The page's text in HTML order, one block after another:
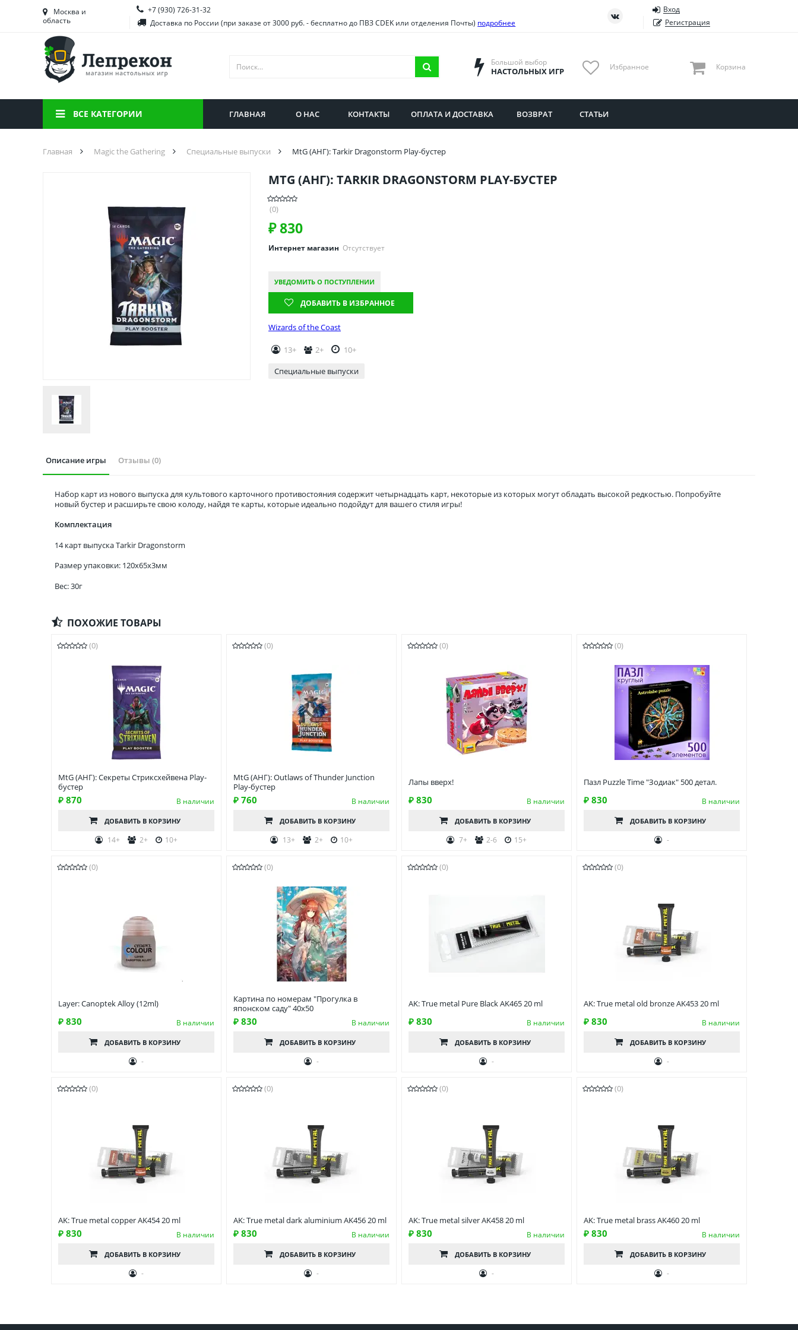
Башкортостан
Брянская область
Вологодская область
Воронежская область
Иркутская область
Саратовская область
Тюменская область
Ульяновская область
Москва и
область
+7 (930) 726-31-32
Доставка по России (при заказе от 3000 руб. - бесплатно до ПВЗ CDEK или отделения Почты) подробнее
Вход
Регистрация
Большой выбор
НАСТОЛЬНЫХ ИГР Избранное Корзина
ВСЕ КАТЕГОРИИ ГЛАВНАЯ О НАС КОНТАКТЫ ОПЛАТА И ДОСТАВКА ВОЗВРАТ СТАТЬИ
Главная Magic the Gathering Специальные выпуски MtG (АНГ): Tarkir Dragonstorm Play-бустер
MTG (АНГ): TARKIR DRAGONSTORM PLAY-БУСТЕР
(0)
₽830
Интернет магазин Отсутствует
УВЕДОМИТЬ О ПОСТУПЛЕНИИ
ДОБАВИТЬ В ИЗБРАННОЕ
Wizards of the Coast
13+ 2+
10+
Специальные выпуски
Описание игры Отзывы (0)
Набор карт из нового выпуска для культового карточного противостояния содержит четырнадцать карт, некоторые из которых могут обладать высокой редкостью. Попробуйте
новый бустер и расширьте свою колоду, найдя те карты, которые идеально подойдут для вашего стиля игры!
Комплектация
14 карт выпуска Tarkir Dragonstorm
Размер упаковки: 120x65x3мм
Вес: 30г
ПОХОЖИЕ ТОВАРЫ
(0)
MtG (АНГ): Секреты Стриксхейвена Play-
бустер
₽ 870 В наличии
ДОБАВИТЬ В КОРЗИНУ
14+ 2+ 10+
(0)
MtG (АНГ): Outlaws of Thunder Junction
Play-бустер
₽ 760 В наличии
ДОБАВИТЬ В КОРЗИНУ
13+ 2+ 10+
(0)
Лапы вверх!
₽ 830 В наличии
ДОБАВИТЬ В КОРЗИНУ
7+ 2-6 15+
(0)
Пазл Puzzle Time "Зодиак" 500 детал.
₽ 830 В наличии
ДОБАВИТЬ В КОРЗИНУ
-
(0)
Layer: Canoptek Alloy (12ml)
₽ 830 В наличии
ДОБАВИТЬ В КОРЗИНУ
-
(0)
Картина по номерам "Прогулка в
японском саду" 40х50
₽ 830 В наличии
ДОБАВИТЬ В КОРЗИНУ
-
(0)
AK: True metal Pure Black AK465 20 ml
₽ 830 В наличии
ДОБАВИТЬ В КОРЗИНУ
-
(0)
AK: True metal old bronze AK453 20 ml
₽ 830 В наличии
ДОБАВИТЬ В КОРЗИНУ
-
(0)
AK: True metal copper AK454 20 ml
₽ 830 В наличии
ДОБАВИТЬ В КОРЗИНУ
-
(0)
AK: True metal dark aluminium AK456 20 ml
₽ 830 В наличии
ДОБАВИТЬ В КОРЗИНУ
-
(0)
AK: True metal silver AK458 20 ml
₽ 830 В наличии
ДОБАВИТЬ В КОРЗИНУ
-
(0)
AK: True metal brass AK460 20 ml
₽ 830 В наличии
ДОБАВИТЬ В КОРЗИНУ
-